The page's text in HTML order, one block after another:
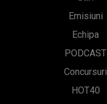
Emisiuni
Echipa
PODCAST
Concursuri
HOT40